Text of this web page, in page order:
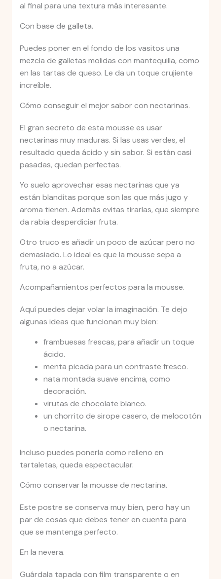
al final para una textura más interesante.
Con base de galleta.
Puedes poner en el fondo de los vasitos una
mezcla de galletas molidas con mantequilla, como
en las tartas de queso. Le da un toque crujiente
increíble.
Cómo conseguir el mejor sabor con nectarinas.
El gran secreto de esta mousse es usar
nectarinas muy maduras. Si las usas verdes, el
resultado queda ácido y sin sabor. Si están casi
pasadas, quedan perfectas.
Yo suelo aprovechar esas nectarinas que ya
están blanditas porque son las que más jugo y
aroma tienen. Además evitas tirarlas, que siempre
da rabia desperdiciar fruta.
Otro truco es añadir un poco de azúcar pero no
demasiado. Lo ideal es que la mousse sepa a
fruta, no a azúcar.
Acompañamientos perfectos para la mousse.
Aquí puedes dejar volar la imaginación. Te dejo
algunas ideas que funcionan muy bien:
frambuesas frescas, para añadir un toque
ácido.
menta picada para un contraste fresco.
nata montada suave encima, como
decoración.
virutas de chocolate blanco.
un chorrito de sirope casero, de melocotón
o nectarina.
Incluso puedes ponerla como relleno en
tartaletas, queda espectacular.
Cómo conservar la mousse de nectarina.
Este postre se conserva muy bien, pero hay un
par de cosas que debes tener en cuenta para
que se mantenga perfecto.
En la nevera.
Guárdala tapada con film transparente o en